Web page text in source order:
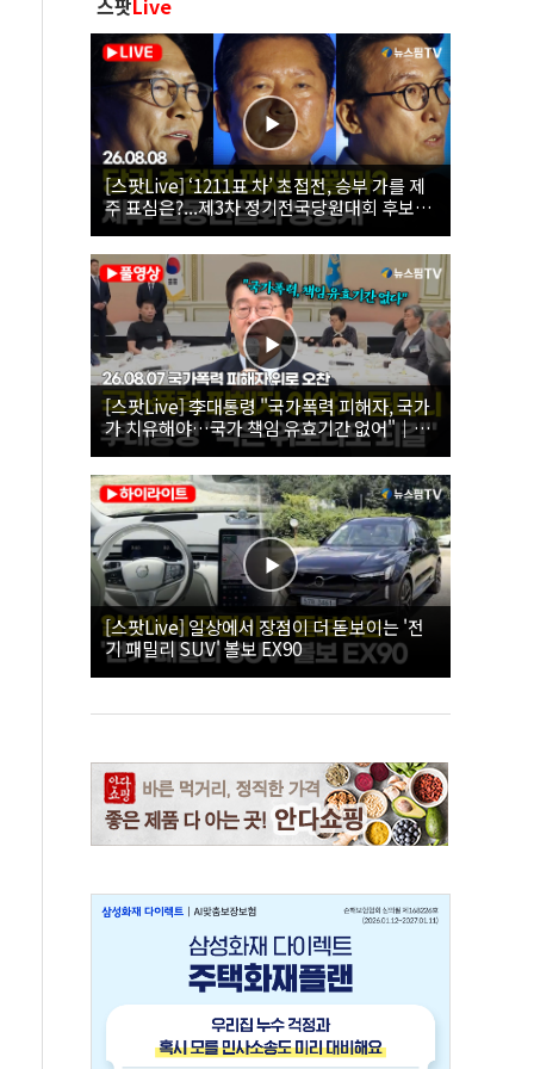
스팟Live
[스팟Live] ‘1211표 차’ 초접전, 승부 가를 제
주 표심은?...제3차 정기전국당원대회 후보자
제주 합동연설회 생중계 | 26.08.08
[스팟Live] 李대통령 "국가폭력 피해자, 국가
가 치유해야…국가 책임 유효기간 없어"｜
26.08.07 국가폭력 피해자 위로 오찬
[스팟Live] 일상에서 장점이 더 돋보이는 '전
기 패밀리 SUV' 볼보 EX90